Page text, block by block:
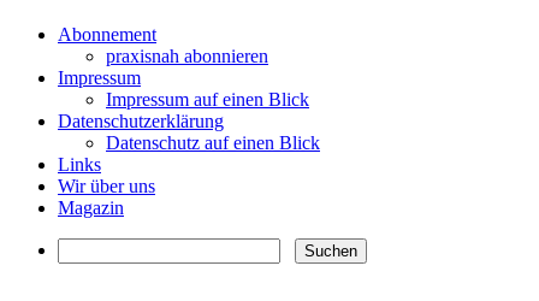
Abonnement
praxisnah abonnieren
Impressum
Impressum auf einen Blick
Datenschutzerklärung
Datenschutz auf einen Blick
Links
Wir über uns
Magazin